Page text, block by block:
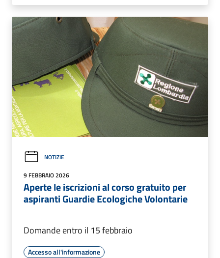
NOTIZIE
9 FEBBRAIO 2026
Aperte le iscrizioni al corso gratuito per
aspiranti Guardie Ecologiche Volontarie
Domande entro il 15 febbraio
Accesso all'informazione